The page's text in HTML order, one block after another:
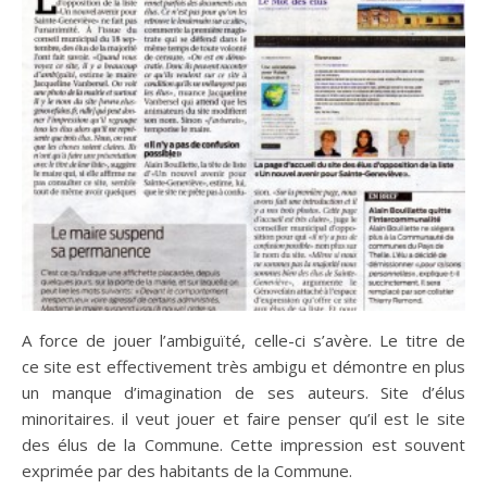
A force de jouer l’ambiguïté, celle-ci s’avère. Le titre de
ce site est effectivement très ambigu et démontre en plus
un manque d’imagination de ses auteurs. Site d’élus
minoritaires. il veut jouer et faire penser qu’il est le site
des élus de la Commune. Cette impression est souvent
exprimée par des habitants de la Commune.